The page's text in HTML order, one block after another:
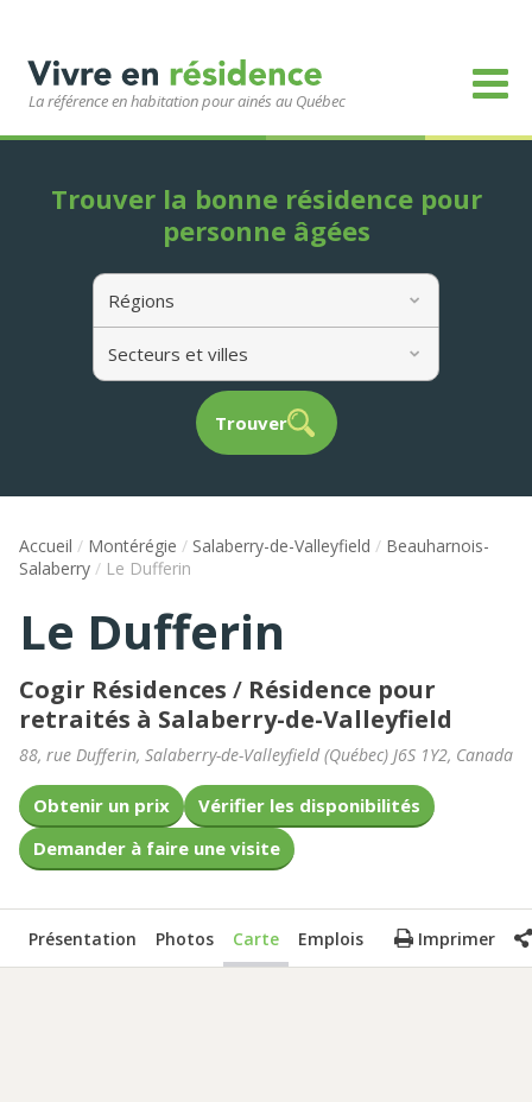
La référence en habitation pour ainés au Québec
Régions
Secteurs et villes
Trouver
Trouver la bonne résidence pour
personne âgées
Accueil / Montérégie / Salaberry-de-Valleyfield / Beauharnois-
Salaberry / Le Dufferin
Le Dufferin
Cogir Résidences / Résidence pour
retraités à Salaberry-de-Valleyfield
88, rue Dufferin, Salaberry-de-Valleyfield(Québec) J6S 1Y2, Canada
Obtenir un prix
Vérifier les disponibilités
Demander à faire une visite
Présentation Photos Carte Emplois Imprimer